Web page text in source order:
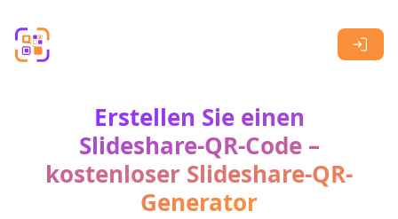
Erstellen Sie einen
Slideshare-QR-Code –
kostenloser Slideshare-QR-
Generator